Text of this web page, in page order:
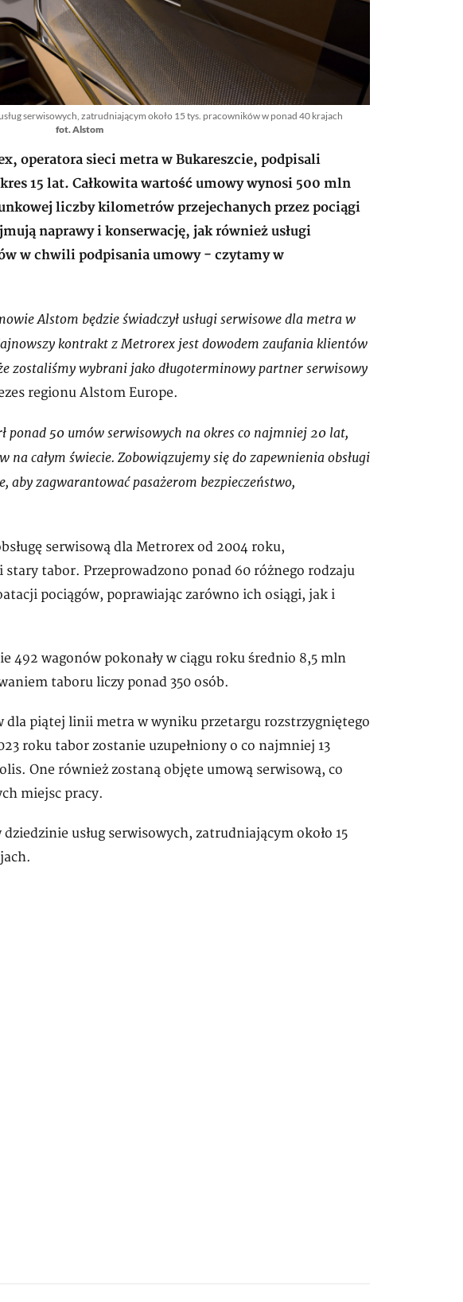
serwisowych, zatrudniającym około 15 tys. pracowników w ponad 40 krajach
fot. Alstom
operatora sieci metra w Bukareszcie, podpisali
15 lat. Całkowita wartość umowy wynosi 500 mln
liczby kilo­metrów przejechanych przez pociągi
naprawy i kon­ser­wację, jak również usługi
w chwili podpisania umowy - czytamy w
Alstom będzie świadczył usługi serwisowe dla metra w
kontrakt z Metrorex jest dowodem zaufania klientów
zostaliśmy wybrani jako długoterminowy part­ner serwisowy
regionu Alstom Europe.
ponad 50 umów serwisowych na okres co najmniej 20 lat,
na całym świecie. Zobowiązujemy się do zapewnienia obsługi
aby zagwarantować pasażerom bezpieczeństwo,
serwisową dla Metrorex od 2004 roku,
tabor. Przeprowadzono ponad 60 różnego rodzaju
pociągów, poprawiając zarówno ich osiągi, jak i
492 wagonów pokonały w ciągu roku średnio 8,5 mln
taboru liczy ponad 350 osób.
dla piątej linii metra w wyniku przetargu rozstrzygniętego
roku tabor zostanie uzupełniony o co najmniej 13
One również zostaną objęte umową serwisową, co
miejsc pracy.
usług serwisowych, zatrudniającym około 15